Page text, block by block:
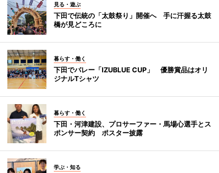
見る・遊ぶ
下田で伝統の「太鼓祭り」開催へ 手に汗握る太鼓
橋が見どころに
暮らす・働く
下田でバレー「IZUBLUE CUP」 優勝賞品はオリ
ジナルTシャツ
暮らす・働く
下田・河津建設、プロサーファー・馬場心選手とス
ポンサー契約 ポスター披露
学ぶ・知る